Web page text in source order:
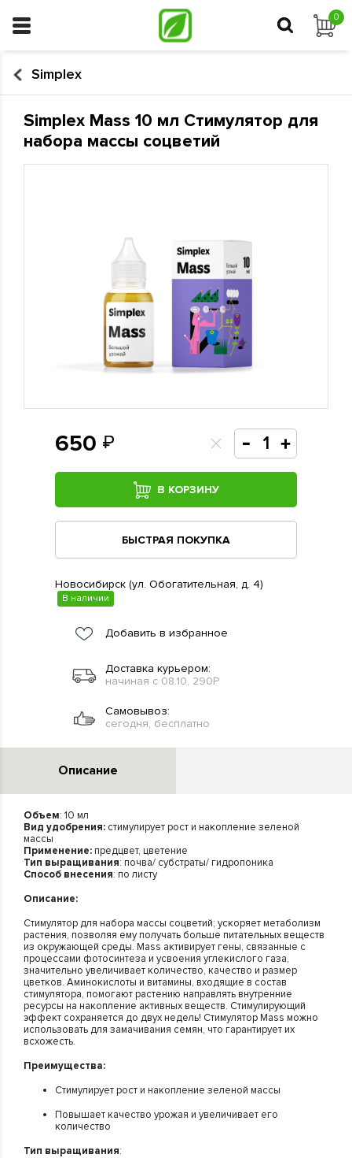
0
Simplex
Simplex Mass 10 мл Стимулятор для
набора массы соцветий
650
В КОРЗИНУ
БЫСТРАЯ ПОКУПКА
Новосибирск (ул. Обогатительная, д. 4)
В наличии
Добавить в избранное
Доставка курьером:
начиная с 08.10, 290Р
Самовывоз:
сегодня, бесплатно
Описание
Объем: 10 мл
Вид удобрения: стимулирует рост и накопление зеленой
массы
Применение: предцвет, цветение
Тип выращивания: почва/ субстраты/ гидропоника
Способ внесения: по листу
Описание:
Стимулятор для набора массы соцветий; ускоряет метаболизм
растения, позволяя ему получать больше питательных веществ
из окружающей среды. Mass активирует гены, связанные с
процессами фотосинтеза и усвоения углекислого газа,
значительно увеличивает количество, качество и размер
цветков. Аминокислоты и витамины, входящие в состав
стимулятора, помогают растению направлять внутренние
ресурсы на накопление активных веществ. Стимулирующий
эффект сохраняется до двух недель! Стимулятор Mass можно
использовать для замачивания семян, что гарантирует их
всхожесть.
Преимущества:
Стимулирует рост и накопление зеленой массы
Повышает качество урожая и увеличивает его
количество
Тип выращивания: